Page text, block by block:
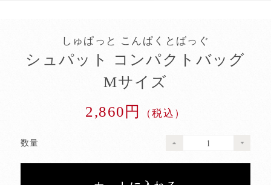
しゅぱっと こんぱくとばっぐ
シュパット コンパクトバッグ
Mサイズ
2,860円
（税込）
数量